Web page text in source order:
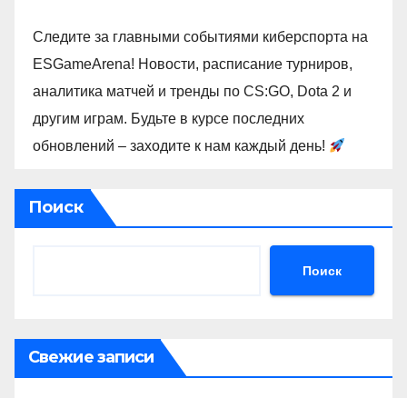
Следите за главными событиями киберспорта на
ESGameArena! Новости, расписание турниров,
аналитика матчей и тренды по CS:GO, Dota 2 и
другим играм. Будьте в курсе последних
обновлений – заходите к нам каждый день!
Поиск
Поиск
Свежие записи